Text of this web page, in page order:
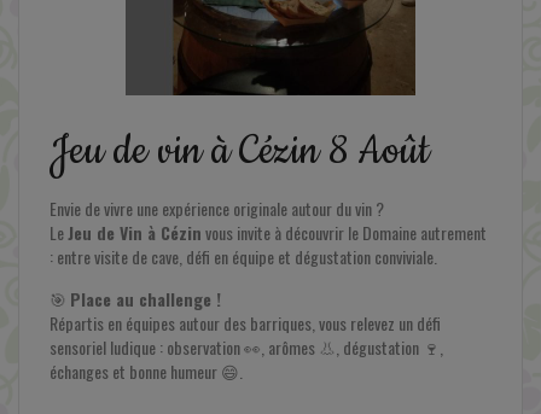
Jeu de vin à Cézin 8 Août
Envie de vivre une expérience originale autour du vin ?
LeJeu de Vin à Cézinvous invite à découvrir le Domaine autrement
: entre visite de cave, défi en équipe et dégustation conviviale.
🎯 Place au challenge !
Répartis en équipes autour des barriques, vous relevez un défi
sensoriel ludique : observation 👀, arômes 👃, dégustation 🍷,
échanges et bonne humeur 😄.
En savoir plus